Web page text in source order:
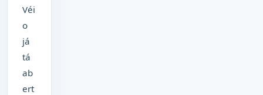
Véi
o
já
tá
ab
ert